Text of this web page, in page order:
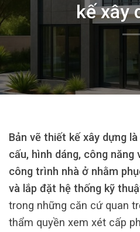
kế xây
Bản vẽ thiết kế xây dựng
cấu, hình dáng, công
công trình nhà ở nhằm
và lắp đặt hệ thống kỹ
trong những căn cứ quan
thẩm quyền xem xét cấp